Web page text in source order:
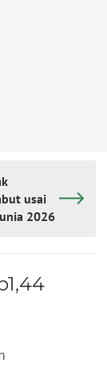
usai
2026